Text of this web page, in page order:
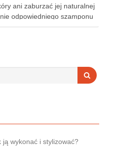
ani zaburzać jej naturalnej
odpowiedniego szamponu
długim i frustrującym, bo
wykonać i stylizować?